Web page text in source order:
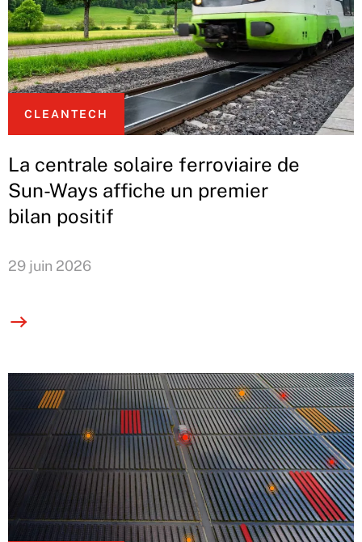
CLEANTECH
La centrale solaire ferroviaire de
Sun-Ways affiche un premier
bilan positif
29 juin 2026